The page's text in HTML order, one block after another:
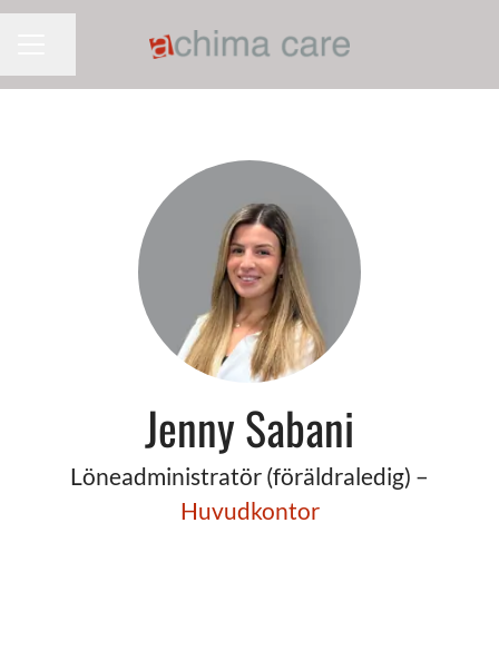
Jenny Sabani
Löneadministratör (föräldraledig) –
Huvudkontor